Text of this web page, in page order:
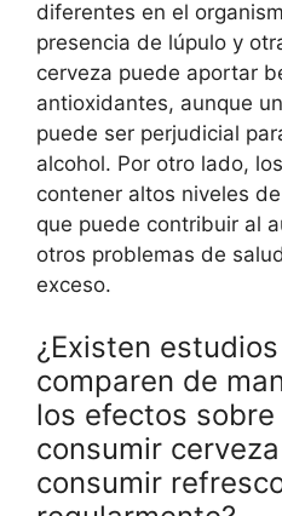
diferentes en el
presencia de lúpulo y
cerveza puede aportar
antioxidantes, aunque
puede ser perjudicial
alcohol. Por otro lado,
contener altos niveles
que puede contribuir al
otros problemas de
exceso.
¿Existen
comparen de
los efectos
consumir
consumir